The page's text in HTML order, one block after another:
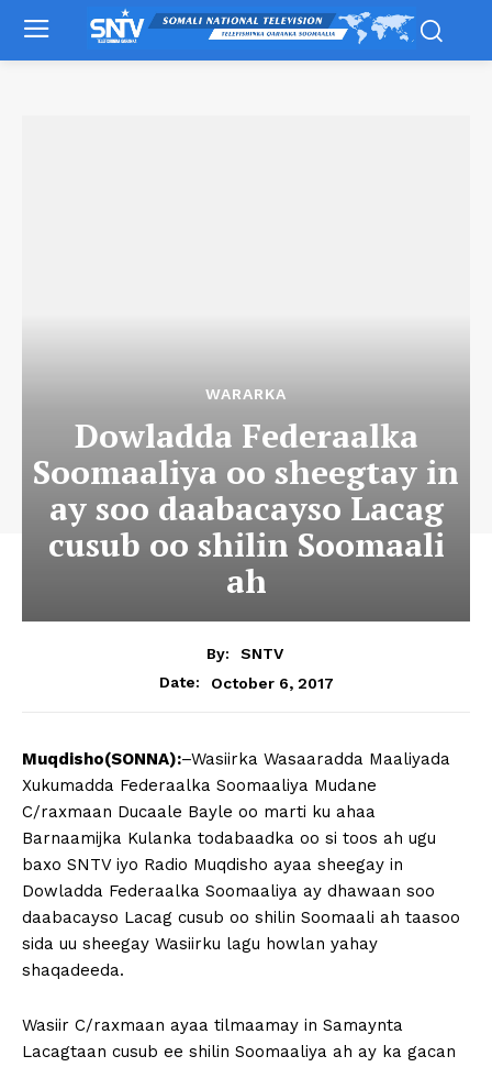
WARARKA
Dowladda Federaalka
Soomaaliya oo sheegtay in
ay soo daabacayso Lacag
cusub oo shilin Soomaali
ah
By:
SNTV
Date:
October 6, 2017
Muqdisho(SONNA):–Wasiirka Wasaaradda Maaliyada
Xukumadda Federaalka Soomaaliya Mudane
C/raxmaan Ducaale Bayle oo marti ku ahaa
Barnaamijka Kulanka todabaadka oo si toos ah ugu
baxo SNTV iyo Radio Muqdisho ayaa sheegay in
Dowladda Federaalka Soomaaliya ay dhawaan soo
daabacayso Lacag cusub oo shilin Soomaali ah taasoo
sida uu sheegay Wasiirku lagu howlan yahay
shaqadeeda.
Wasiir C/raxmaan ayaa tilmaamay in Samaynta
Lacagtaan cusub ee shilin Soomaaliya ah ay ka gacan